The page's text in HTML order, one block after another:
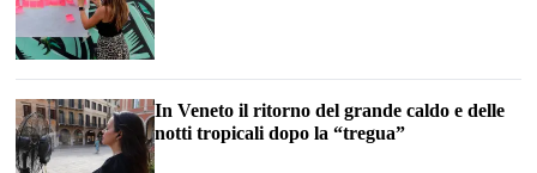
In Veneto il ritorno del grande caldo e delle
notti tropicali dopo la “tregua”